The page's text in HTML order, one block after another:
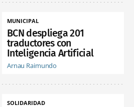
MUNICIPAL
BCN despliega 201
traductores con
Inteligencia Artificial
Arnau Raimundo
SOLIDARIDAD